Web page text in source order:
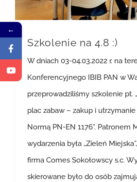
Szkolenie na 4.8 :)
W dniach 03-04.03.2022 r. na
Konferencyjnego IBIB PAN w
przeprowadziliśmy szkolenie pt.
plac zabaw – zakup i
Normą PN-EN 1176”. Patronem
wydarzenia była „Zieleń
firma Comes Sokołowscy s.c.
skierowane było do osób
←